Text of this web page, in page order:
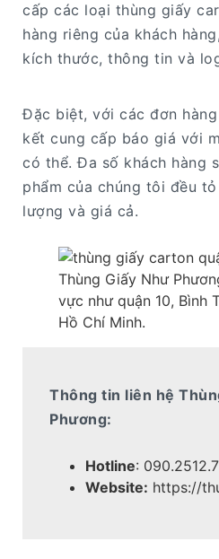
cấp các loại thùng giấy
hàng riêng của khách
kích thước, thông tin và
Đặc biệt, với các đơn
kết cung cấp báo giá với
có thể. Đa số khách hàng
phẩm của chúng tôi đều
lượng và giá cả.
Thùng Giấy Như
vực như quận 10, Bình
Hồ Chí Minh.
Thông tin liên hệ
Phương:
Hotline:
Website: https://